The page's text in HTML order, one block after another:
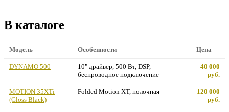
В каталоге
Модель Особенности Цена
DYNAMO 500
10" драйвер, 500 Вт, DSP,
беспроводное подключение
40 000
руб.
MOTION 35XTi
(Gloss Black)
Folded Motion XT, полочная
120 000
руб.